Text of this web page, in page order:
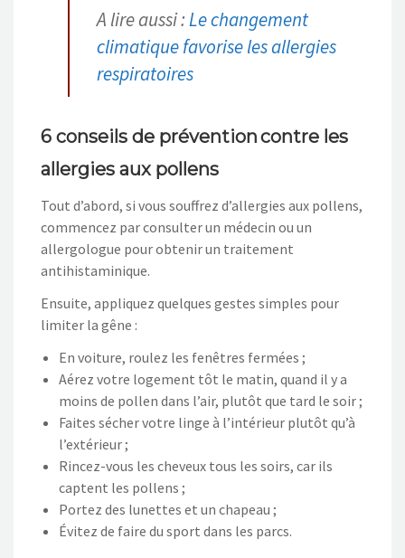
A lire aussi :Le changement
climatique favorise les allergies
respiratoires
6 conseils de prévention contre les
allergies aux pollens
Tout d’abord, si vous souffrez d’allergies aux pollens,
commencez par consulter un médecin ou un
allergologue pour obtenir un traitement
antihistaminique.
Ensuite, appliquez quelques gestes simples pour
limiter la gêne :
En voiture, roulez les fenêtres fermées ;
Aérez votre logement tôt le matin, quand il y a
moins de pollen dans l’air, plutôt que tard le soir ;
Faites sécher votre linge à l’intérieur plutôt qu’à
l’extérieur ;
Rincez-vous les cheveux tous les soirs, car ils
captent les pollens ;
Portez des lunettes et un chapeau ;
Évitez de faire du sport dans les parcs.